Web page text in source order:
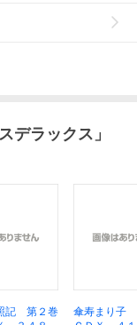
デラックス 」
記 第２巻
傘寿まり子